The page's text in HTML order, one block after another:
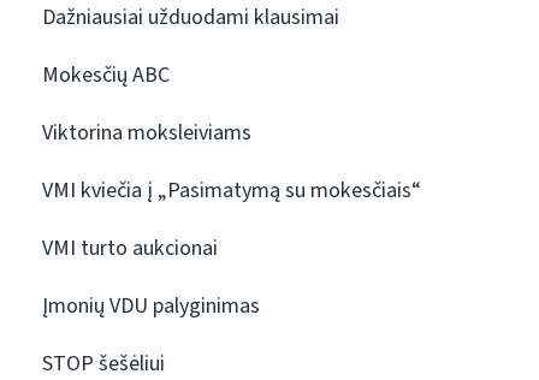
Dažniausiai užduodami klausimai
Mokesčių ABC
Viktorina moksleiviams
VMI kviečia į „Pasimatymą su mokesčiais“
VMI turto aukcionai
Įmonių VDU palyginimas
STOP šešėliui